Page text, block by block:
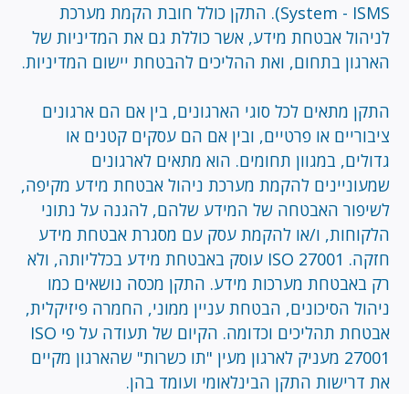
System - ISMS). התקן כולל חובת הקמת מערכת
לניהול אבטחת מידע, אשר כוללת גם את המדיניות של
הארגון בתחום, ואת ההליכים להבטחת יישום המדיניות.
התקן מתאים לכל סוגי הארגונים, בין אם הם ארגונים
ציבוריים או פרטיים, ובין אם הם עסקים קטנים או
גדולים, במגוון תחומים. הוא מתאים לארגונים
שמעוניינים להקמת מערכת ניהול אבטחת מידע מקיפה,
לשיפור האבטחה של המידע שלהם, להגנה על נתוני
הלקוחות, ו/או להקמת עסק עם מסגרת אבטחת מידע
חזקה. ISO 27001 עוסק באבטחת מידע בכלליותה, ולא
רק באבטחת מערכות מידע. התקן מכסה נושאים כמו
ניהול הסיכונים, הבטחת עניין ממוני, החמרה פיזיקלית,
אבטחת תהליכים וכדומה. הקיום של תעודה על פי ISO
27001 מעניק לארגון מעין "תו כשרות" שהארגון מקיים
את דרישות התקן הבינלאומי ועומד בהן.